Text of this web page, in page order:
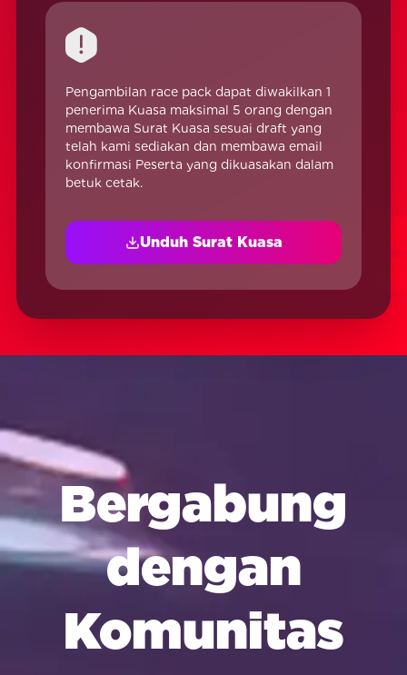
Pengambilan race pack dapat diwakilkan 1
penerima Kuasa maksimal 5 orang dengan
membawa Surat Kuasa sesuai draft yang
telah kami sediakan dan membawa email
konfirmasi Peserta yang dikuasakan dalam
betuk cetak.
Unduh Surat Kuasa
Bergabung
dengan
Komunitas